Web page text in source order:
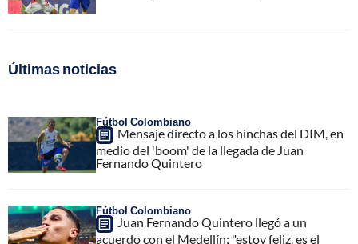
Últimas noticias
Fútbol Colombiano
Mensaje directo a los hinchas del DIM, en
medio del 'boom' de la llegada de Juan
Fernando Quintero
Fútbol Colombiano
Juan Fernando Quintero llegó a un
acuerdo con el Medellín; "estoy feliz, es el